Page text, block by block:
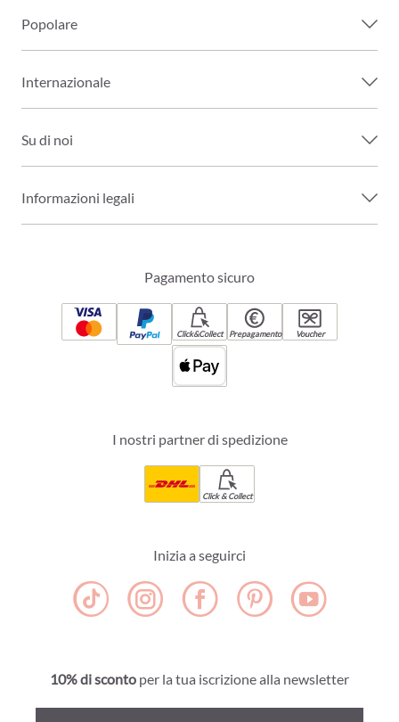
Popolare
Internazionale
Su di noi
Informazioni legali
Pagamento sicuro
Click&Collect Prepagamento Voucher
I nostri partner di spedizione
Click & Collect
Inizia a seguirci
10% di sconto per la tua iscrizione alla newsletter